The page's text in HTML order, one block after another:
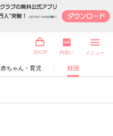
赤ちゃん・育児 妊活
SHOP 内祝い メニュー